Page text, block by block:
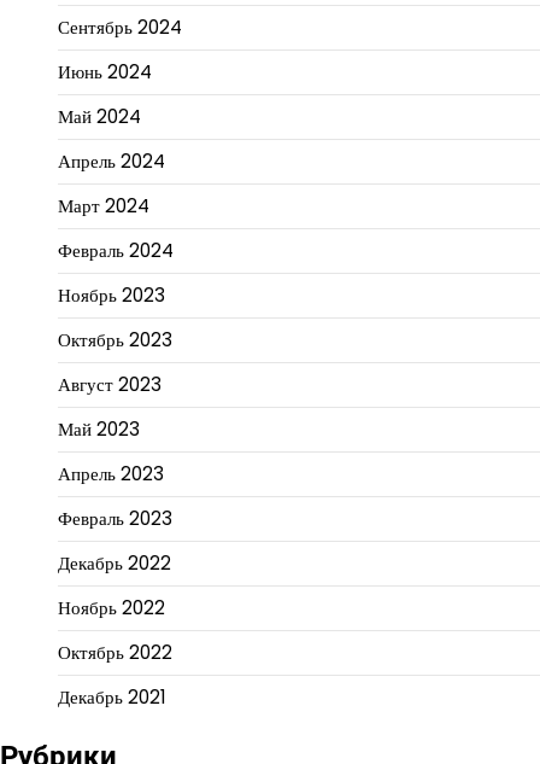
Сентябрь 2024
Июнь 2024
Май 2024
Апрель 2024
Март 2024
Февраль 2024
Ноябрь 2023
Октябрь 2023
Август 2023
Май 2023
Апрель 2023
Февраль 2023
Декабрь 2022
Ноябрь 2022
Октябрь 2022
Декабрь 2021
Рубрики